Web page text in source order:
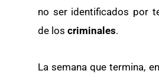
no ser identificados por
de los criminales.
La semana que termina,